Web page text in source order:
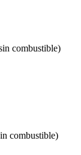
combustible)
combustible)